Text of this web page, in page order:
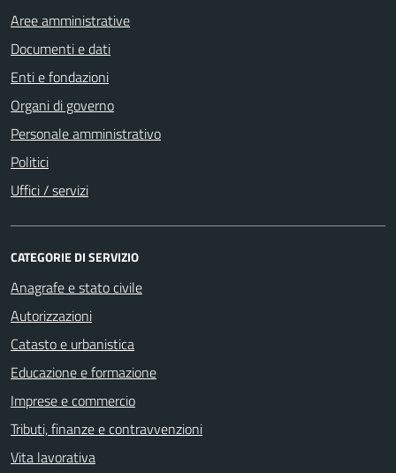
Aree amministrative
Documenti e dati
Enti e fondazioni
Organi di governo
Personale amministrativo
Politici
Uffici / servizi
CATEGORIE DI SERVIZIO
Anagrafe e stato civile
Autorizzazioni
Catasto e urbanistica
Educazione e formazione
Imprese e commercio
Tributi, finanze e contravvenzioni
Vita lavorativa